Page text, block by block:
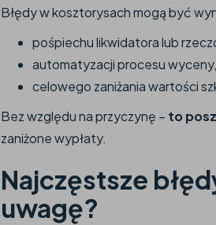
Błędy w kosztorysach mogą być
pośpiechu likwidatora lub
automatyzacji procesu wyceny,
celowego zaniżania wartości
Bez względu na przyczynę – to
zaniżone wypłaty.
Najczęstsze
uwagę?